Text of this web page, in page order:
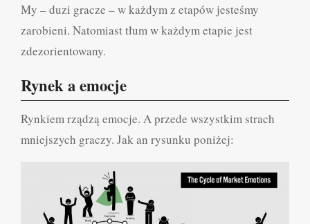
My – duzi gracze – w każdym z etapów jesteśmy
zarobieni. Natomiast tłum w każdym etapie jest
zdezorientowany.
Rynek a emocje
Rynkiem rządzą emocje. A przede wszystkim strach
mniejszych graczy. Jak an rysunku poniżej: